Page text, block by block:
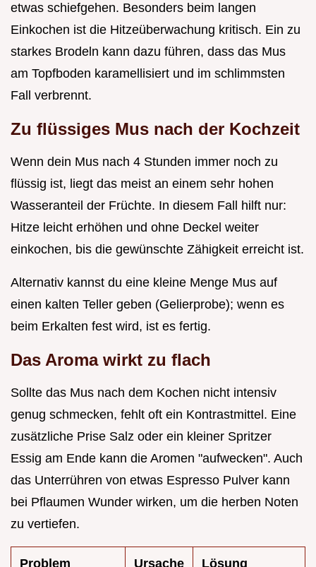
etwas schiefgehen. Besonders beim langen
Einkochen ist die Hitzeüberwachung kritisch. Ein zu
starkes Brodeln kann dazu führen, dass das Mus
am Topfboden karamellisiert und im schlimmsten
Fall verbrennt.
Zu flüssiges Mus nach der Kochzeit
Wenn dein Mus nach 4 Stunden immer noch zu
flüssig ist, liegt das meist an einem sehr hohen
Wasseranteil der Früchte. In diesem Fall hilft nur:
Hitze leicht erhöhen und ohne Deckel weiter
einkochen, bis die gewünschte Zähigkeit erreicht ist.
Alternativ kannst du eine kleine Menge Mus auf
einen kalten Teller geben (Gelierprobe); wenn es
beim Erkalten fest wird, ist es fertig.
Das Aroma wirkt zu flach
Sollte das Mus nach dem Kochen nicht intensiv
genug schmecken, fehlt oft ein Kontrastmittel. Eine
zusätzliche Prise Salz oder ein kleiner Spritzer
Essig am Ende kann die Aromen "aufwecken". Auch
das Unterrühren von etwas Espresso Pulver kann
bei Pflaumen Wunder wirken, um die herben Noten
zu vertiefen.
Problem Ursache Lösung